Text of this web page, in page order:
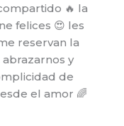
🔥 la
felices 😍 les
reservan la
y
de
el amor 🌈